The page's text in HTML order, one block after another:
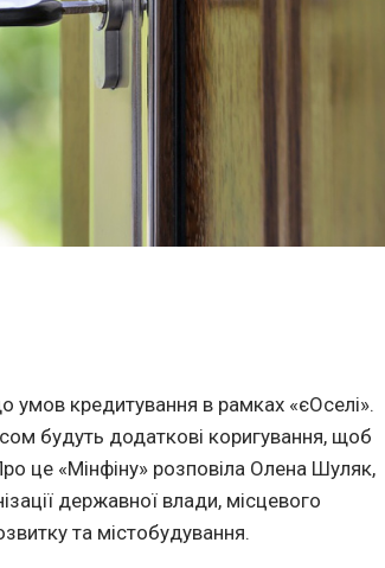
умов кредитування в рамках «єОселі».
будуть додаткові коригування, щоб
це «Мінфіну» розповіла Олена Шуляк,
державної влади, місцевого
та містобудування.